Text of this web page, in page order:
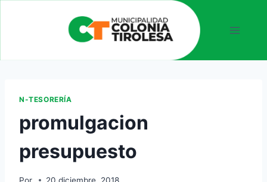
N-TESORERÍA
promulgacion
presupuesto
Por 20 diciembre, 2018